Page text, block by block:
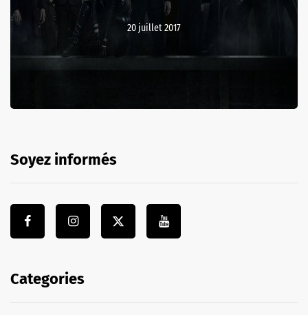
20 juillet 2017
Soyez informés
Categories